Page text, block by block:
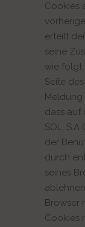
Cookies
erteilt
seine
wie
Seite
Meldung
dass auf
SOL,
der
durch
seines
Browser
Cookies